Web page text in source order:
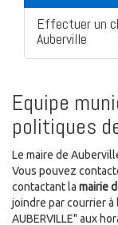
Effectuer un
Auberville
Equipe
politiques
Le maire de
Vous pouvez
contactant la mairie
joindre par courrier à
AUBERVILLE" aux